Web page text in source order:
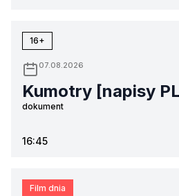
16+
07.08.2026
Kumotry [napisy
dokument
16:45
Film dnia